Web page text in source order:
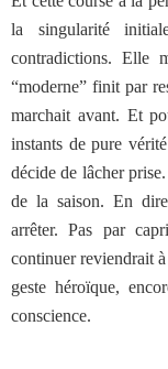
la singularité
contradictions. Elle
“moderne” finit par
marchait avant. Et
instants de pure
décide de lâcher
de la saison. En
arrêter. Pas par
continuer reviendrait à
geste héroïque,
conscience.